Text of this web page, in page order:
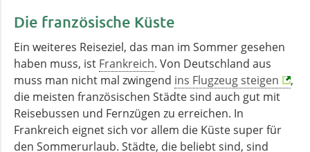
Die französische Küste
Ein weiteres Reiseziel, das man im Sommer gesehen
haben muss, ist Frankreich. Von Deutschland aus
muss man nicht mal zwingend ins Flugzeug steigen
,
die meisten französischen Städte sind auch gut mit
Reise­bussen und Fernzügen zu erreichen. In
Frankreich eignet sich vor allem die Küste super für
den Sommer­urlaub. Städte, die beliebt sind, sind